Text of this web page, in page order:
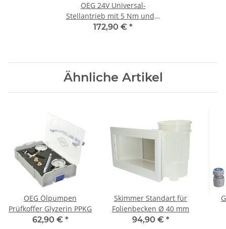
OEG 24V Universal-
Stellantrieb mit 5 Nm und 1
min Laufzeit, Signal 0-10 V
172,90 € *
Ähnliche Artikel
OEG Ölpumpen
Prüfkoffer Glyzerin PPKG
62,90 € *
Skimmer Standart für
Folienbecken Ø 40 mm
94,90 € *